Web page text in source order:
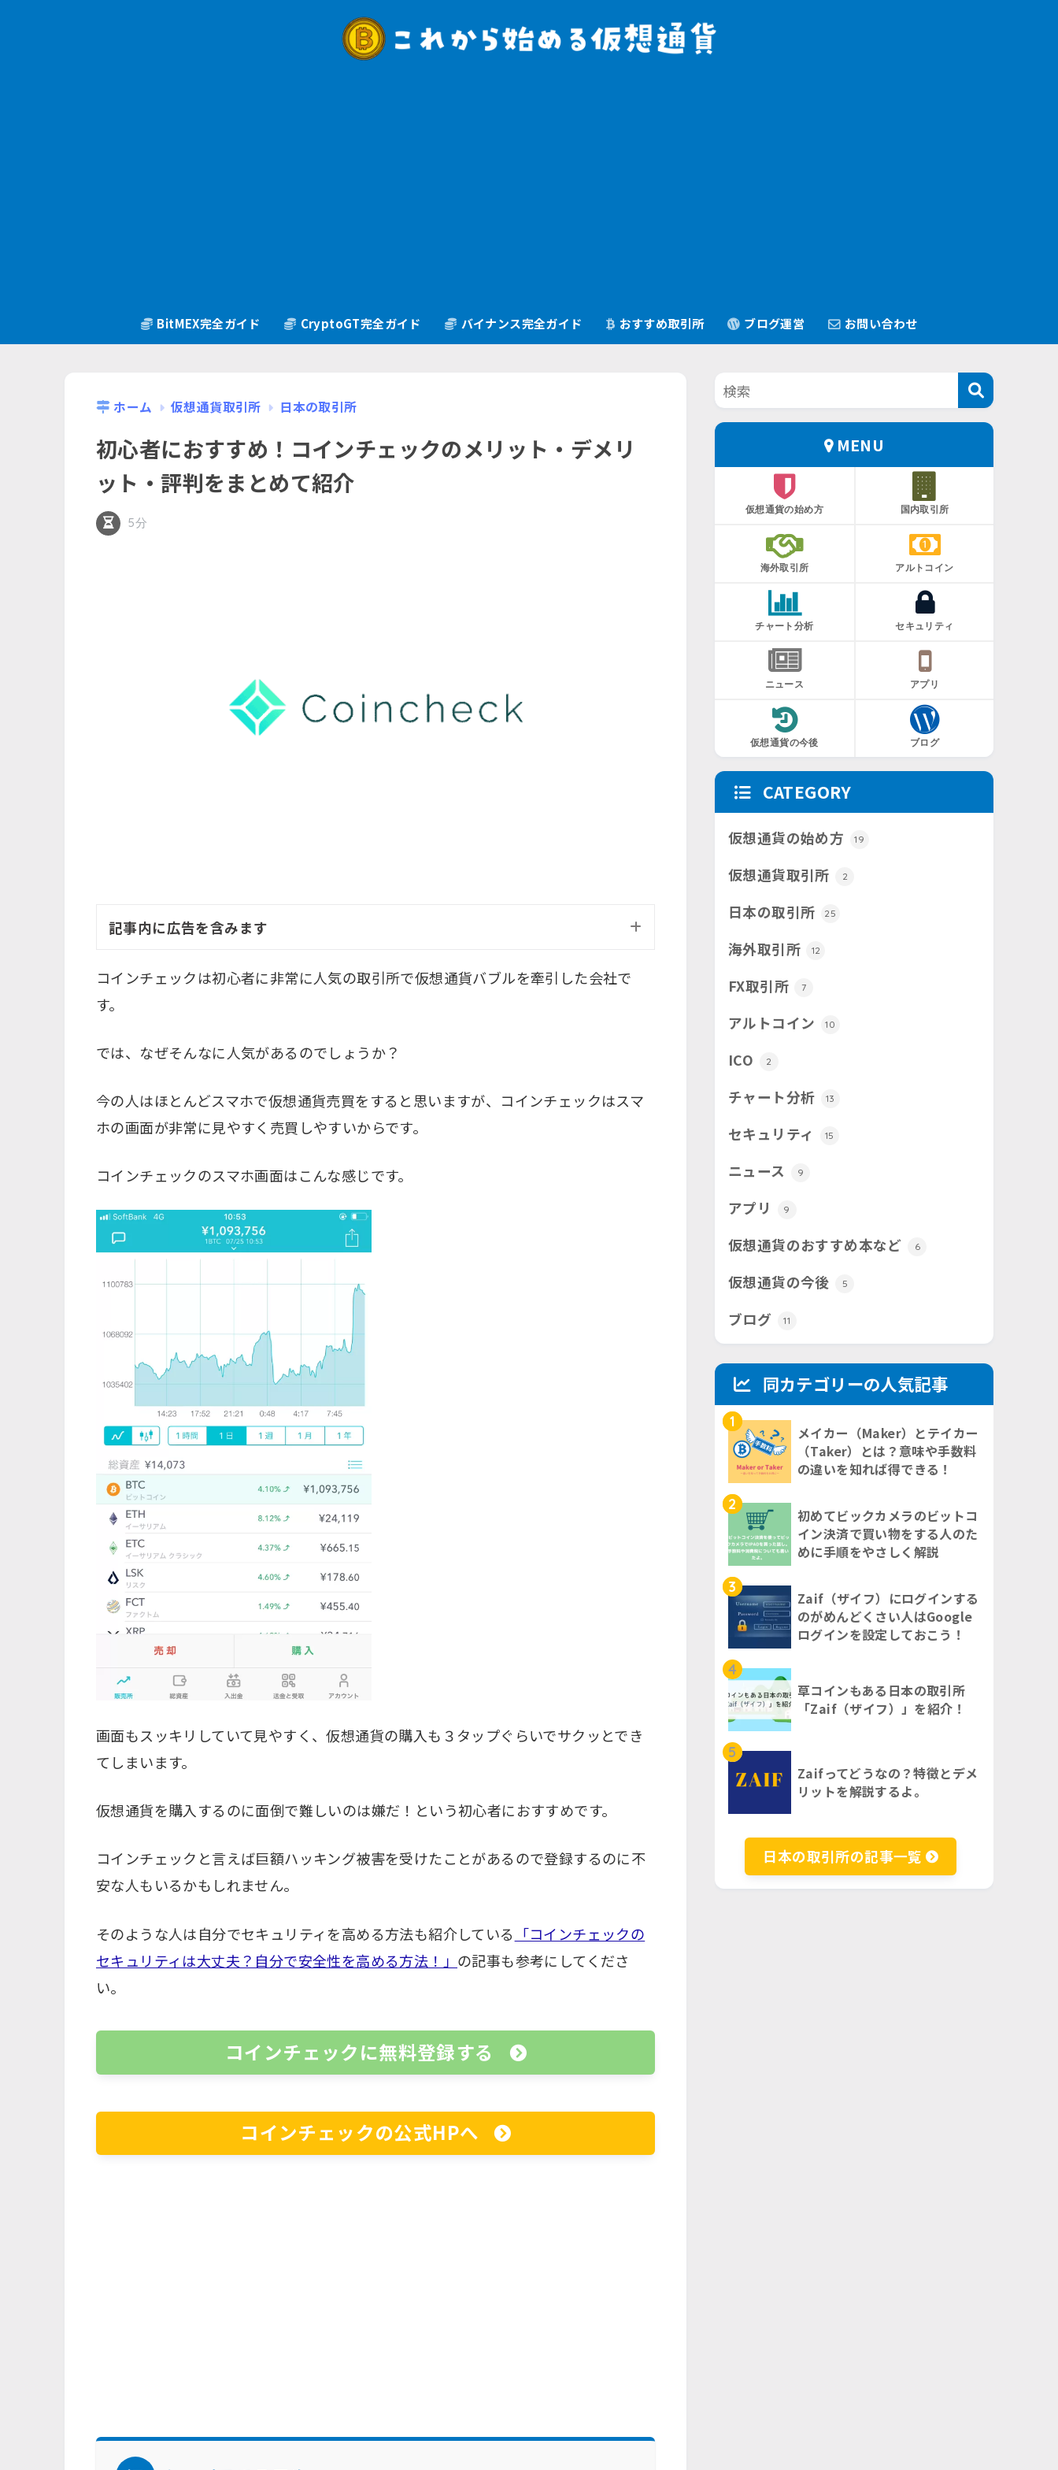
BitMEX完全ガイド CryptoGT完全ガイド バイナンス完全ガイド おすすめ取引所 ブログ運営 お問い合わせ
ホーム 仮想通貨取引所 日本の取引所
初心者におすすめ！コインチェックのメリット・デメリ
ット・評判をまとめて紹介
5分
記事内に広告を含みます
コインチェックは初心者に非常に人気の取引所で仮想通貨バブルを牽引した会社で
す。
では、なぜそんなに人気があるのでしょうか？
今の人はほとんどスマホで仮想通貨売買をすると思いますが、コインチェックはスマ
ホの画面が非常に見やすく売買しやすいからです。
コインチェックのスマホ画面はこんな感じです。
画面もスッキリしていて見やすく、仮想通貨の購入も３タップぐらいでサクッとでき
てしまいます。
仮想通貨を購入するのに面倒で難しいのは嫌だ！という初心者におすすめです。
コインチェックと言えば巨額ハッキング被害を受けたことがあるので登録するのに不
安な人もいるかもしれません。
そのような人は自分でセキュリティを高める方法も紹介している 「コインチェックの
セキュリティは大丈夫？自分で安全性を高める方法！」 の記事も参考にしてくださ
い。
コインチェックに無料登録する
コインチェックの公式HPへ
MENU
仮想通貨の始め方 国内取引所
海外取引所 アルトコイン
チャート分析 セキュリティ
ニュース アプリ
仮想通貨の今後 ブログ
CATEGORY
仮想通貨の始め方 19
仮想通貨取引所 2
日本の取引所 25
海外取引所 12
FX取引所 7
アルトコイン 10
ICO 2
チャート分析 13
セキュリティ 15
ニュース 9
アプリ 9
仮想通貨のおすすめ本など 6
仮想通貨の今後 5
ブログ 11
同カテゴリーの人気記事
1
メイカー（Maker）とテイカー
（Taker）とは？意味や手数料
の違いを知れば得できる！
2
初めてビックカメラのビットコ
イン決済で買い物をする人のた
めに手順をやさしく解説
3
Zaif（ザイフ）にログインする
のがめんどくさい人はGoogle
ログインを設定しておこう！
4
草コインもある日本の取引所
「Zaif（ザイフ）」を紹介！
5
Zaifってどうなの？特徴とデメ
リットを解説するよ。
日本の取引所の記事一覧